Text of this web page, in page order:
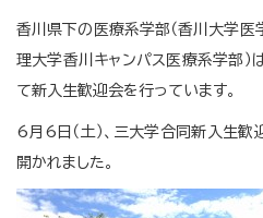
香川県下の医療系学部（香川大学医
理大学香川キャンパス医療系学部）
て新入生歓迎会を行っています。
6月6日（土）、三大学合同新入生
開かれました。